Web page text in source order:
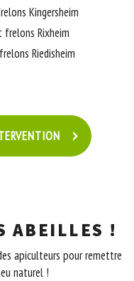
Kingersheim
Rixheim
Riedisheim
ABEILLES !
apiculteurs pour remettre
naturel !